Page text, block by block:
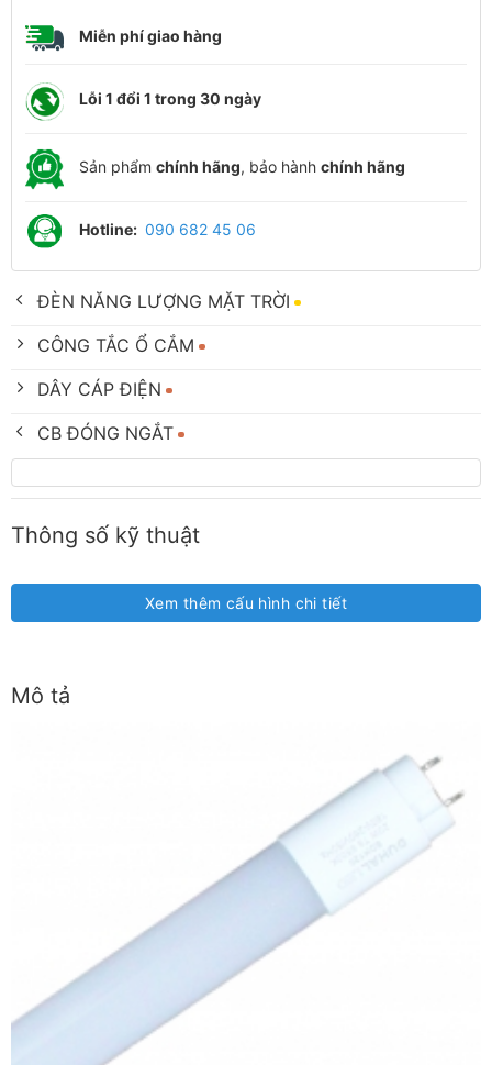
Miễn phí giao hàng
Lỗi 1 đổi 1 trong 30 ngày
Sản phẩm chính hãng, bảo hành chính hãng
Hotline: 090 682 45 06
ĐÈN NĂNG LƯỢNG MẶT TRỜI
CÔNG TẮC Ổ CẮM
DÂY CÁP ĐIỆN
CB ĐÓNG NGẮT
Mô tả
Thông số kỹ thuật
Xem thêm cấu hình chi tiết